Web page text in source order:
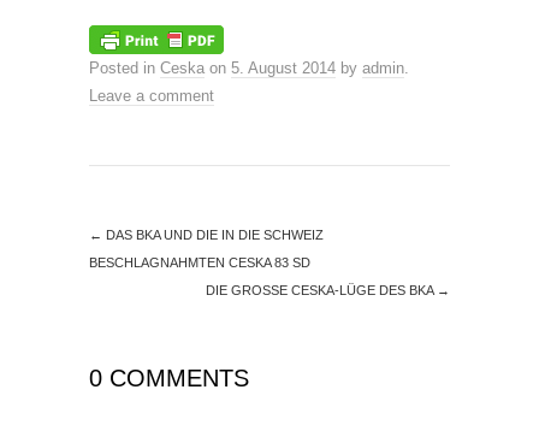
Posted in Ceska on 5. August 2014 by admin.
Leave a comment
← DAS BKA UND DIE IN DIE SCHWEIZ
BESCHLAGNAHMTEN CESKA 83 SD
DIE GROSSE CESKA-LÜGE DES BKA →
0 COMMENTS